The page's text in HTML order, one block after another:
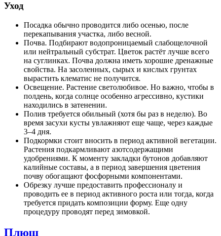
Уход
Посадка обычно проводится либо осенью, после
перекапывания участка, либо весной.
Почва. Подбирают водопроницаемый слабощелочной
или нейтральный субстрат. Цветок растёт лучше всего
на суглинках. Почва должна иметь хорошие дренажные
свойства. На засоленных, сырых и кислых грунтах
вырастить клематис не получится.
Освещение. Растение светолюбивое. Но важно, чтобы в
полдень, когда солнце особенно агрессивно, кустики
находились в затенении.
Полив требуется обильный (хотя бы раз в неделю). Во
время засухи кусты увлажняют еще чаще, через каждые
3–4 дня.
Подкормки стоит вносить в период активной вегетации.
Растения подкармливают азотсодержащими
удобрениями. К моменту закладки бутонов добавляют
калийные составы, а в период завершения цветения
почву обогащают фосфорными компонентами.
Обрезку лучше предоставить профессионалу и
проводить ее в период активного роста или тогда, когда
требуется придать композиции форму. Еще одну
процедуру проводят перед зимовкой.
Плющ